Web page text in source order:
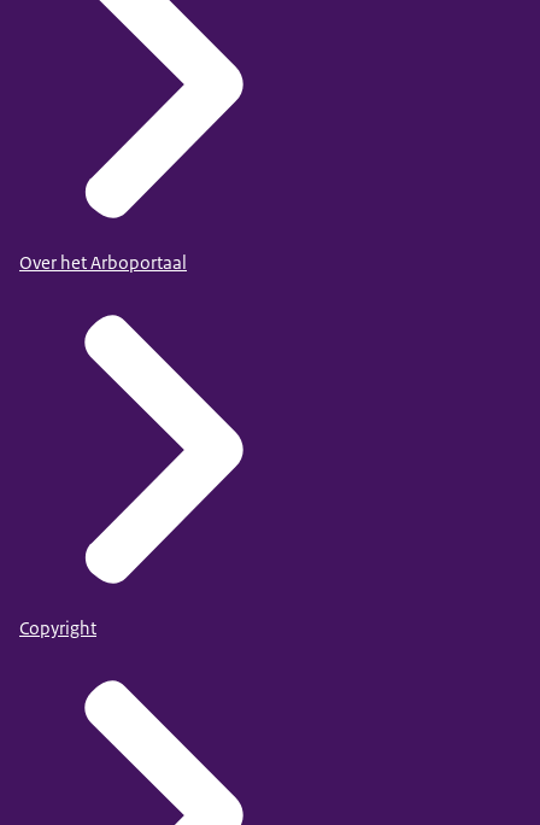
Over het Arboportaal
Copyright